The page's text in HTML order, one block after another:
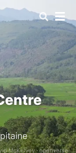
McKelvey ·openverse